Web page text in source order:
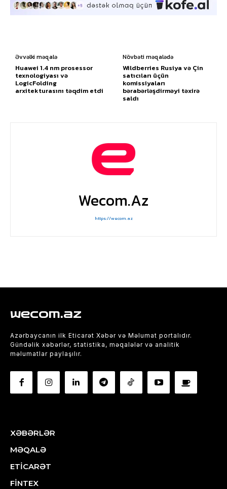
Əvvəlki məqalə
Huawei 1.4 nm prosessor
texnologiyası və
LogicFolding
arxitekturasını təqdim etdi
Növbəti məqalədə
Wildberries Rusiya və Çin
satıcıları üçün
komissiyaları
bərabərləşdirməyi təxirə
saldı
Wecom.az
https://wecom.az
wecom.az
Azərbaycanın ilk Eticarət Xəbər və Məlumat portalıdır.
Gündəlik xəbərlər, statistika, məqalələr və analitik
məlumatlar paylaşılır.
XƏBƏRLƏR
MƏQALƏ
ETİCARƏT
FİNTEX